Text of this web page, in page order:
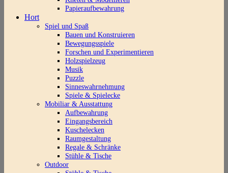
Papieraufbewahrung
Hort
Spiel und Spaß
Bauen und Konstruieren
Bewegungsspiele
Forschen und Experimentieren
Holzspielzeug
Musik
Puzzle
Sinneswahrnehmung
Spiele & Spielecke
Mobiliar & Ausstattung
Aufbewahrung
Eingangsbereich
Kuschelecken
Raumgestaltung
Regale & Schränke
Stühle & Tische
Outdoor